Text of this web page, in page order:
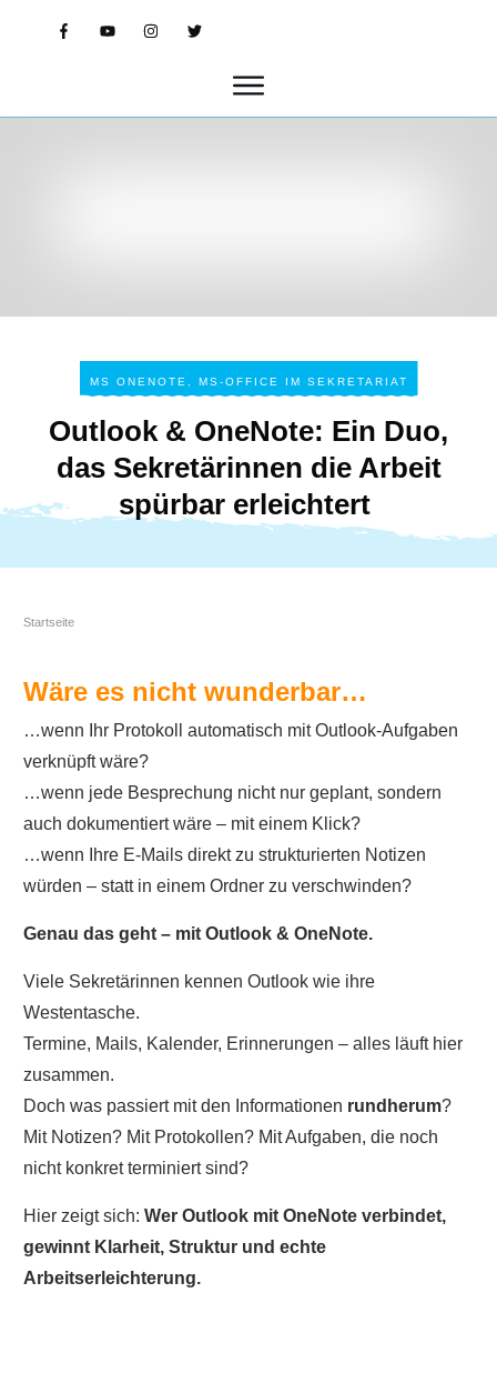
MS ONENOTE MS-OFFICE IM SEKRETARIAT
Outlook & OneNote: Ein Duo,
das Sekretärinnen die Arbeit
spürbar erleichtert
Startseite
Wäre es nicht wunderbar…
…wenn Ihr Protokoll automatisch mit Outlook-Aufgaben
verknüpft wäre?
…wenn jede Besprechung nicht nur geplant, sondern
auch dokumentiert wäre – mit einem Klick?
…wenn Ihre E-Mails direkt zu strukturierten Notizen
würden – statt in einem Ordner zu verschwinden?
Genau das geht – mit Outlook & OneNote.
5 Inspirationen fürs Sekretariat:
Mini-MS-Office-Frischekur
Holen Sie sich unseren Mini-Video-Kurs und lassen
Sie sich beim Einsatz von MS-Office im Sekretariat
inspirieren. Tragen Sie einfach Ihre beste Mail-
Adresse ein. Zusätzlich gibt es noch einen 5%
Gutschein für alle Webinare und Tagungen.
Viele Sekretärinnen kennen Outlook wie ihre
Westentasche.
Termine, Mails, Kalender, Erinnerungen – alles läuft hier
zusammen.
Doch was passiert mit den Informationen rundherum?
Mit Notizen? Mit Protokollen? Mit Aufgaben, die noch
nicht konkret terminiert sind?
Hier zeigt sich: Wer Outlook mit OneNote verbindet,
gewinnt Klarheit, Struktur und echte
Arbeitserleichterung.